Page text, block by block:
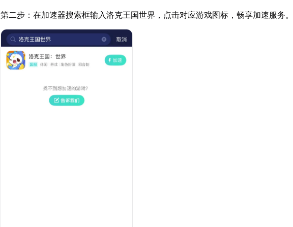
第二步：在加速器搜索框输入洛克王国世界，点击对应游戏图标，畅享加速服务